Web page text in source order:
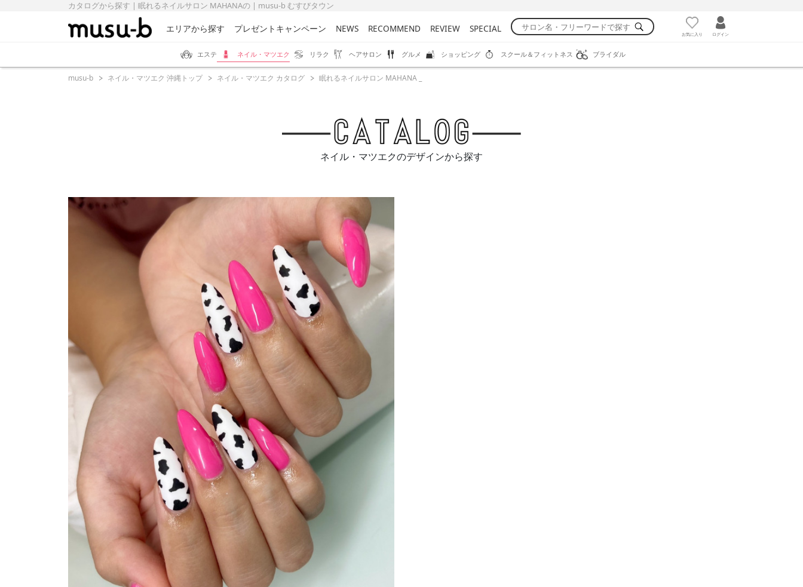
カタログから探す | 眠れるネイルサロン MAHANAの | musu-b むすびタウン
エリアから探す プレゼントキャンペーン NEWS RECOMMEND REVIEW SPECIAL お気に入り ログイン
エステ ネイル・マツエク リラク ヘアサロン グルメ ショッピング スクール＆フィットネス ブライダル
musu-b ネイル・マツエク 沖縄トップ ネイル・マツエク カタログ 眠れるネイルサロン MAHANA _
ネイル・マツエクのデザインから探す